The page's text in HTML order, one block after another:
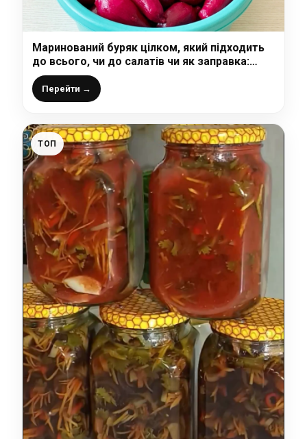
Маринований буряк цілком, який підходить
до всього, чи до салатів чи як заправка:
тому маленькі бурячки ніколи не викидаю, а
готую з них ідеальну заготовку на зиму
Перейти →
ТОП